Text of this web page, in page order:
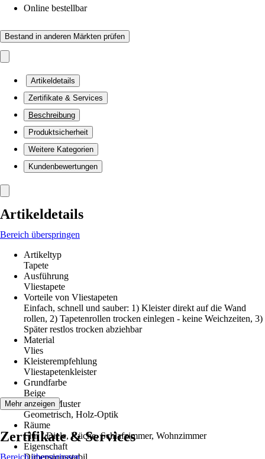
Online bestellbar
Bestand in anderen Märkten prüfen
Artikeldetails
Zertifikate & Services
Beschreibung
Produktsicherheit
Weitere Kategorien
Kundenbewertungen
Artikeldetails
Bereich überspringen
Artikeltyp
Tapete
Ausführung
Vliestapete
Vorteile von Vliestapeten
Einfach, schnell und sauber: 1) Kleister direkt auf die Wand
rollen, 2) Tapetenrollen trocken einlegen - keine Weichzeiten, 3)
Später restlos trocken abziehbar
Material
Vlies
Kleisterempfehlung
Vliestapetenkleister
Grundfarbe
Beige
Dekor / Muster
Geometrisch, Holz-Optik
Räume
Flur / Diele, Küche, Schlafzimmer, Wohnzimmer
Eigenschaft
Mehr anzeigen
Zertifikate & Services